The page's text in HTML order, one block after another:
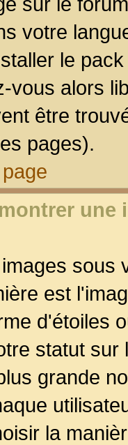
votre
le
vous alors
être
pages).
une
sous
est
d'étoiles
statut
grande
la